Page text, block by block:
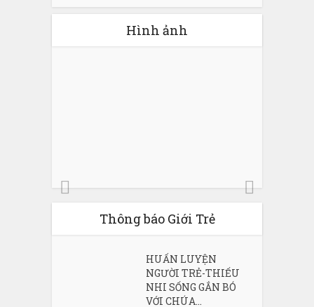
Hình ảnh
Thông báo Giới Trẻ
HUẤN LUYỆN
NGƯỜI TRẺ-THIẾU
NHI SỐNG GẮN BÓ
VỚI CHÚA...